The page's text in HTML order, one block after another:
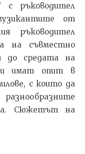
с ръководител
от
ръководител
на съвместно
до средата на
имат опит в
с които да
Сюжетът на